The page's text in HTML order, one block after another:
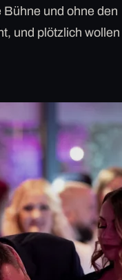
und ohne den
und plötzlich wollen